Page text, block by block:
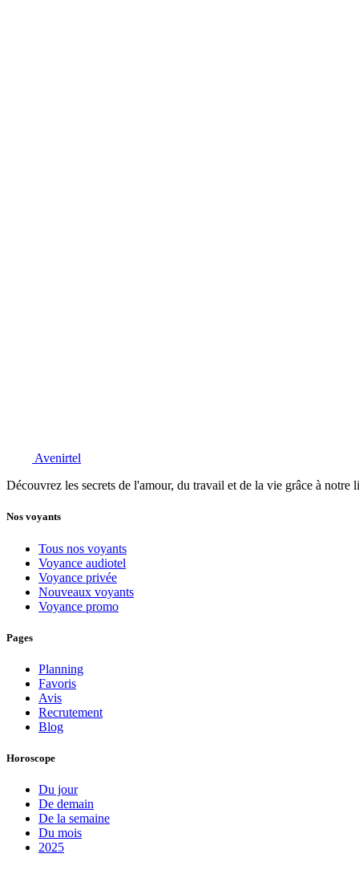
Avenirtel
Découvrez les secrets de l'amour, du travail et de la vie grâce à notre
Nos voyants
Tous nos voyants
Voyance audiotel
Voyance privée
Nouveaux voyants
Voyance promo
Pages
Planning
Favoris
Avis
Recrutement
Blog
Horoscope
Du jour
De demain
De la semaine
Du mois
2025